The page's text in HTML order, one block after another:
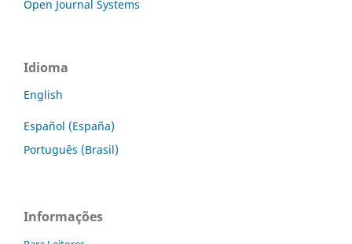
Open Journal Systems
Idioma
English
Español (España)
Português (Brasil)
Informações